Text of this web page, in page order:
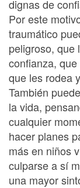
dignas de
Por este
traumático
peligroso, que
confianza,
que les rodea
También
la vida,
cualquier
hacer planes
más en niños
culparse a sí
una mayor